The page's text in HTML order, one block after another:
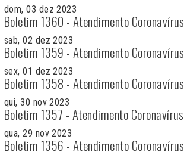
dom, 03 dez 2023
Boletim 1360 - Atendimento Coronavírus
sab, 02 dez 2023
Boletim 1359 - Atendimento Coronavírus
sex, 01 dez 2023
Boletim 1358 - Atendimento Coronavírus
qui, 30 nov 2023
Boletim 1357 - Atendimento Coronavírus
qua, 29 nov 2023
Boletim 1356 - Atendimento Coronavírus